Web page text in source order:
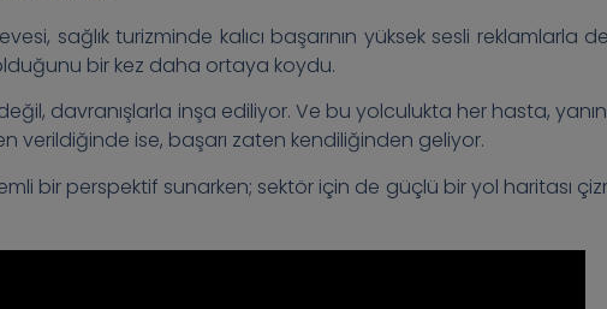
sağlık turizminde kalıcı başarının yüksek sesli reklamlarla
bir kez daha ortaya koydu.
davranışlarla inşa ediliyor. Ve bu yolculukta her hasta,
verildiğinde ise, başarı zaten kendiliğinden geliyor.
bir perspektif sunarken; sektör için de güçlü bir yol haritası